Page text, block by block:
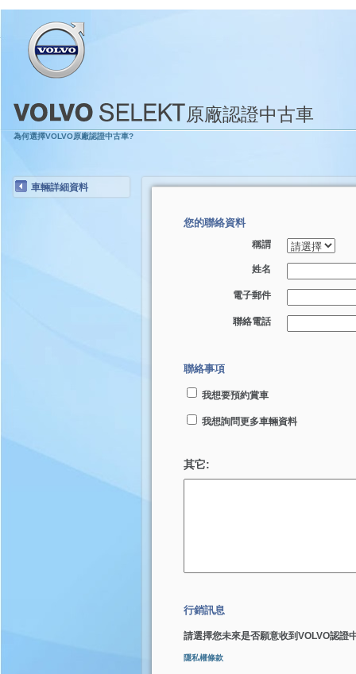
原廠認證中古車
為何選擇VOLVO原廠認證中古車?
車輛詳細資料
您的聯絡資料
稱謂
姓名
電子郵件
聯絡電話
聯絡事項
我想要預約賞車
我想詢問更多車輛資料
其它:
行銷訊息
請選擇您未來是否願意收到VOLVO認證
隱私權條款